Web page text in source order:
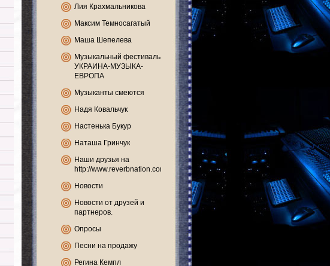
Лия Крахмальникова
Максим Темносагатый
Маша Шепелева
Музыкальный фестиваль
УКРАИНА-МУЗЫКА-
ЕВРОПА
Музыканты смеются
Надя Ковальчук
Настенька Букур
Наташа Гринчук
Наши друзья на
http://www.reverbnation.com
Новости
Новости от друзей и
партнеров.
Опросы
Песни на продажу
Регина Кемпл